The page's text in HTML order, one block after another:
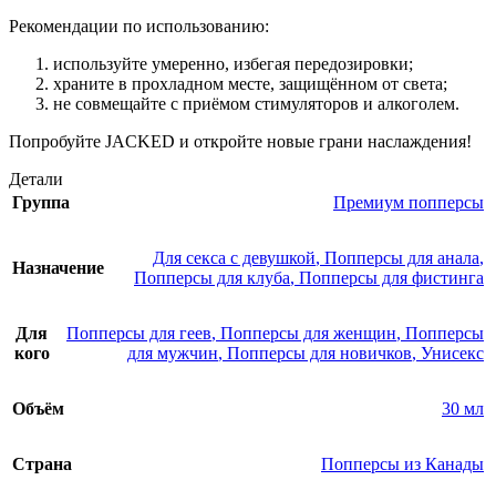
Рекомендации по использованию:
используйте умеренно, избегая передозировки;
храните в прохладном месте, защищённом от света;
не совмещайте с приёмом стимуляторов и алкоголем.
Попробуйте JACKED и откройте новые грани наслаждения!
Детали
Группа
Премиум попперсы
Назначение
Для секса с девушкой, Попперсы для анала,
Попперсы для клуба, Попперсы для фистинга
Для
кого
Попперсы для геев, Попперсы для женщин, Попперсы
для мужчин, Попперсы для новичков, Унисекс
Объём 30 мл
Страна Попперсы из Канады